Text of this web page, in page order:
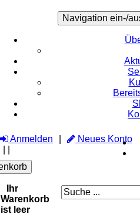
Navigation ein-/
Anmelden
Neues Konto
Ihr
Warenkorb
ist leer